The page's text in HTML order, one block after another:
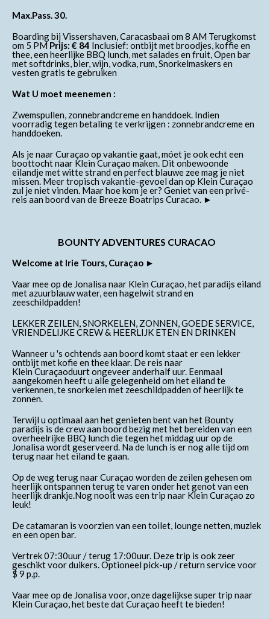
Max.Pass. 30.
Boarding bij Vissershaven, Caracasbaai om 8 AM Terugkomst
om 5 PMPrijs: € 84 Inclusief: ontbijt met broodjes, koffie en
thee, een heerlijke BBQ lunch, met salades en fruit, Open bar
met softdrinks, bier, wijn, vodka, rum, Snorkelmaskers en
vesten gratis te gebruiken
Wat U moet meenemen :
Zwemspullen, zonnebrandcreme en handdoek. Indien
voorradig tegen betaling te verkrijgen : zonnebrandcreme en
handdoeken.
Als je naar Curaçao op vakantie gaat, móet je ook echt een
boottocht naar Klein Curaçao maken. Dit onbewoonde
eilandje met witte strand en perfect blauwe zee mag je niet
missen. Meer tropisch vakantie-gevoel dan op Klein Curaçao
zul je niet vinden. Maar hoe kom je er? Geniet van een privé-
reis aan boord van de Breeze Boatrips Curacao. ►
BOUNTY ADVENTURES CURACAO
Welcome at Irie Tours, Curaçao ►
Vaar mee op de Jonalisa naar Klein Curaçao, het paradijs eiland
met azuurblauw water, een hagelwit strand en
zeeschildpadden!
LEKKER ZEILEN, SNORKELEN, ZONNEN, GOEDE SERVICE,
VRIENDELIJKE CREW & HEERLIJK ETEN EN DRINKEN
Wanneer u 's ochtends aan boord komt staat er een lekker
ontbijt met kofie en thee klaar. De reis naar
Klein Curaçaoduurt ongeveer anderhalf uur. Eenmaal
aangekomen heeft u alle gelegenheid om het eiland te
verkennen, te snorkelen met zeeschildpadden of heerlijk te
zonnen.
Terwijl u optimaal aan het genieten bent van het Bounty
paradijs is de crew aan boord bezig met het bereiden van een
overheelrijke BBQ lunch die tegen het middag uur op de
Jonalisa wordt geserveerd. Na de lunch is er nog alle tijd om
terug naar het eiland te gaan.
Op de weg terug naar Curaçao worden de zeilen gehesen om
heerlijk ontspannen terug te varen onder het genot van een
heerlijk drankje.Nog nooit was een trip naar Klein Curaçao zo
leuk!
De catamaran is voorzien van een toilet, lounge netten, muziek
en een open bar.
Vertrek 07:30uur / terug 17:00uur. Deze trip is ook zeer
geschikt voor duikers. Optioneel pick-up / return service voor
$ 9 p.p.
Vaar mee op de Jonalisa voor, onze dagelijkse super trip naar
Klein Curaçao, het beste dat Curaçao heeft te bieden!